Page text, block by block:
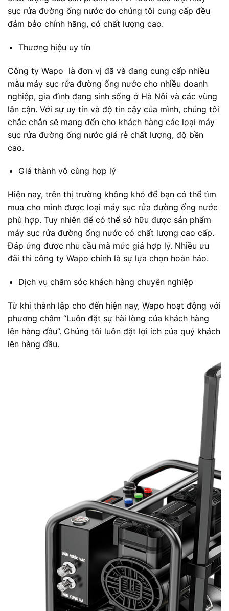
sục rửa đường ống nước do chúng tôi cung cấp đều
đảm bảo chính hãng, có chất lượng cao.
Thương hiệu uy tín
Công ty Wapo là đơn vị đã và đang cung cấp nhiều
mẫu máy sục rửa đường ống nước cho nhiều doanh
nghiệp, gia đình đang sinh sống ở Hà Nôi và các vùng
lân cận. Với sự uy tín và độ tin cậy của mình, chúng tôi
chắc chắn sẽ mang đến cho khách hàng các loại máy
sục rửa đường ống nước giá rẻ chất lượng, độ bền
cao.
Giá thành vô cùng hợp lý
Hiện nay, trên thị trường không khó để bạn có thể tìm
mua cho mình được loại máy sục rửa đường ống nước
phù hợp. Tuy nhiên để có thể sở hữu được sản phẩm
máy sục rửa đường ống nước có chất lượng cao cấp.
Đáp ứng được nhu cầu mà mức giá hợp lý. Nhiều ưu
đãi thì công ty Wapo chính là sự lựa chọn hoàn hảo.
Dịch vụ chăm sóc khách hàng chuyên nghiệp
Từ khi thành lập cho đến hiện nay, Wapo hoạt động với
phương châm “Luôn đặt sự hài lòng của khách hàng
lên hàng đầu”. Chúng tôi luôn đặt lợi ích của quý khách
lên hàng đầu.